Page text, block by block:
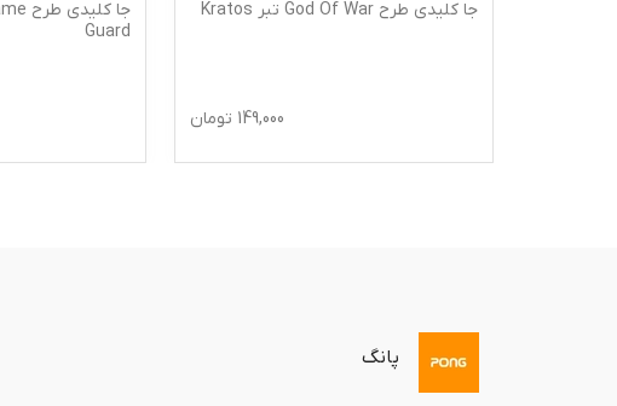
جا کلیدی طرح God Of War تبر Kratos
149,000 تومان
Guard
پانگ